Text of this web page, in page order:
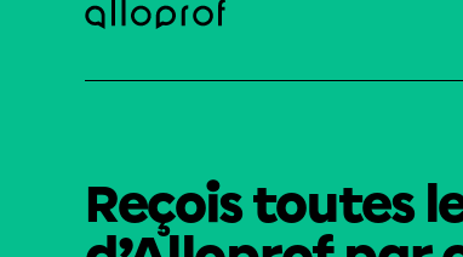
Reçois toutes